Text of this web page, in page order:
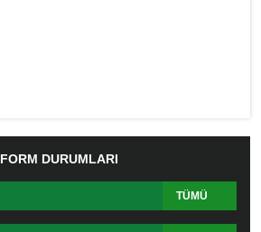
FORM DURUMLARI
TÜMÜ